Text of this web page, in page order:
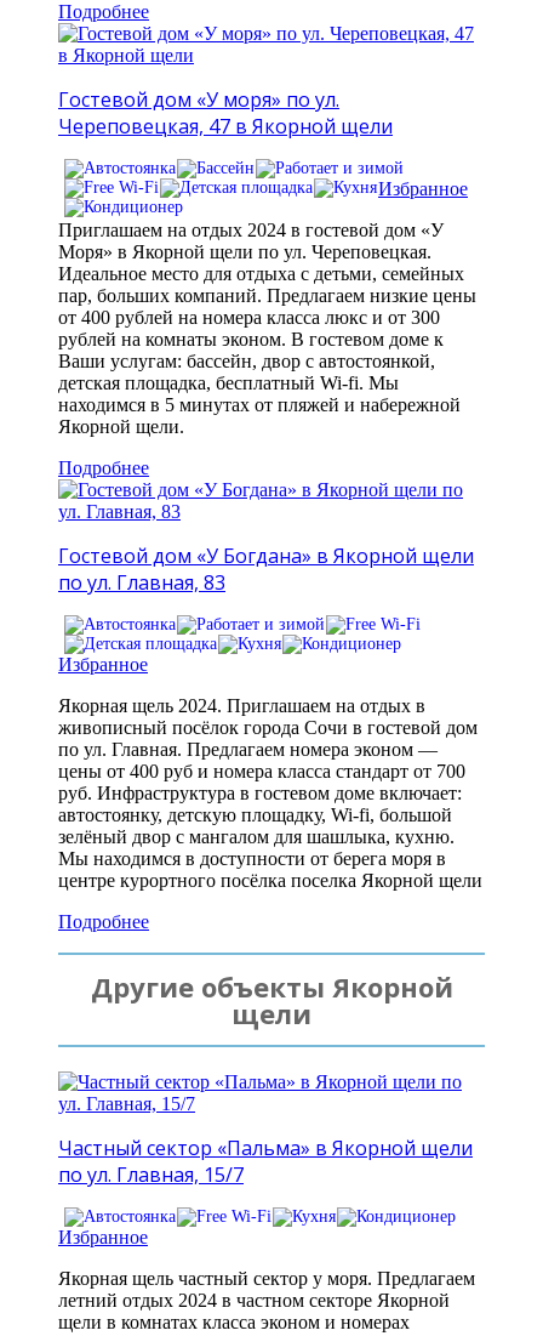
Подробнее
Гостевой дом «У моря» по ул.
Череповецкая, 47 в Якорной щели
Избранное
Приглашаем на отдых 2024 в гостевой дом «У
Моря» в Якорной щели по ул. Череповецкая.
Идеальное место для отдыха с детьми, семейных
пар, больших компаний. Предлагаем низкие цены
от 400 рублей на номера класса люкс и от 300
рублей на комнаты эконом. В гостевом доме к
Ваши услугам: бассейн, двор с автостоянкой,
детская площадка, бесплатный Wi-fi. Мы
находимся в 5 минутах от пляжей и набережной
Якорной щели.
Подробнее
Гостевой дом «У Богдана» в Якорной щели
по ул. Главная, 83
Избранное
Якорная щель 2024. Приглашаем на отдых в
живописный посёлок города Сочи в гостевой дом
по ул. Главная. Предлагаем номера эконом —
цены от 400 руб и номера класса стандарт от 700
руб. Инфраструктура в гостевом доме включает:
автостоянку, детскую площадку, Wi-fi, большой
зелёный двор с мангалом для шашлыка, кухню.
Мы находимся в доступности от берега моря в
центре курортного посёлка поселка Якорной щели
Подробнее
Другие объекты Якорной
щели
Частный сектор «Пальма» в Якорной щели
по ул. Главная, 15/7
Избранное
Якорная щель частный сектор у моря. Предлагаем
летний отдых 2024 в частном секторе Якорной
щели в комнатах класса эконом и номерах